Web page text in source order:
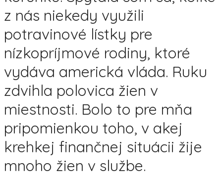
z nás niekedy využili
potravinové lístky pre
nízkopríjmové rodiny, ktoré
vydáva americká vláda. Ruku
zdvihla polovica žien v
miestnosti. Bolo to pre mňa
pripomienkou toho, v akej
krehkej finančnej situácii žije
mnoho žien v službe.